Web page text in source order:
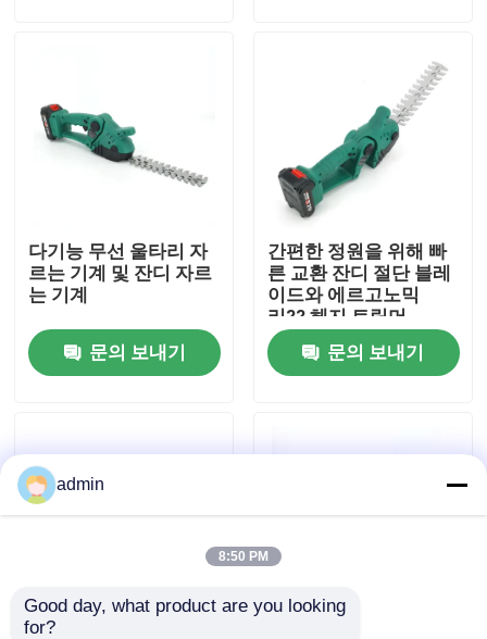
비디오
공장 표시
저희와 연락
휘발유 동력톱
전기 동력톱
다기능 무선 울타리 자
르는 기계 및 잔디 자르
는 기계
문의 보내기
간편한 정원을 위해 빠
른 교환 잔디 절단 블레
이드와 에르고노믹
리?? 헤지 트림머
문의 보내기
내구성 있는 리?? 배터
admin
8:50 PM
Good day, what product are you looking
for?